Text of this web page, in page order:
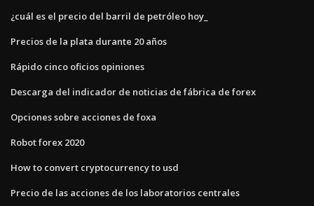
¿cuál es el precio del barril de petróleo hoy_
Precios de la plata durante 20 años
Rápido cinco oficios opiniones
Descarga del indicador de noticias de fábrica de forex
Opciones sobre acciones de foxa
Robot forex 2020
How to convert cryptocurrency to usd
Precio de las acciones de los laboratorios centrales